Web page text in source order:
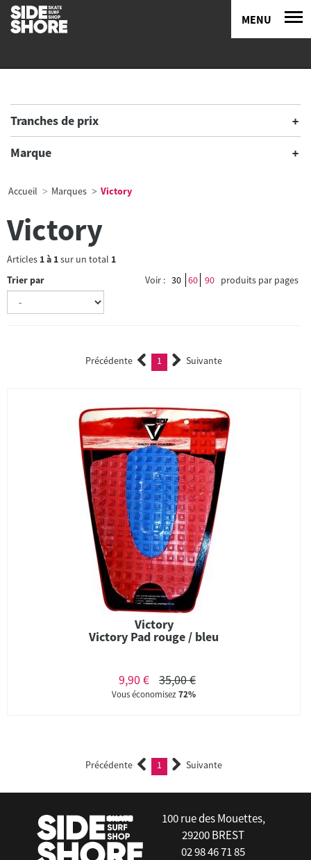
MENU
Tranches de prix
Marque
Accueil Marques Victory
Victory
Articles 1à 1sur un total 1
Trier par
Voir : 30 60 90 produits par pages
Précédente 1 (current)Suivante
Victory
Victory Pad rouge / bleu
9,90 € 35,00 €
Vous économisez72%
Précédente 1 (current)Suivante
100 rue des Mouettes,
29200 BREST
02 98 46 71 85